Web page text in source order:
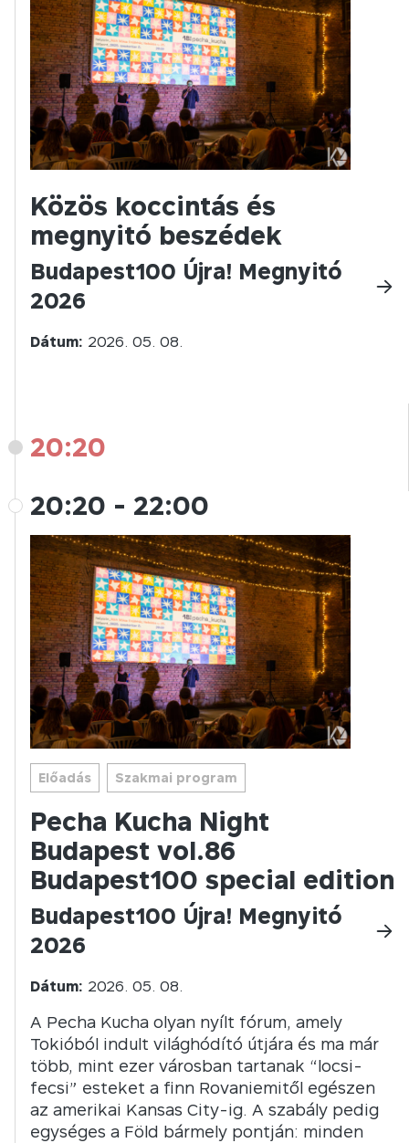
Közös koccintás és
megnyitó beszédek
Budapest100 Újra! Megnyitó
2026
Dátum: 2026. 05. 08.
20:20
20:20 - 22:00
Előadás Szakmai program
Pecha Kucha Night
Budapest vol.86
Budapest100 special edition
Budapest100 Újra! Megnyitó
2026
Dátum: 2026. 05. 08.
A Pecha Kucha olyan nyílt fórum, amely
Tokióból indult világhódító útjára és ma már
több, mint ezer városban tartanak “locsi-
fecsi” esteket a finn Rovaniemitől egészen
az amerikai Kansas City-ig. A szabály pedig
egységes a Föld bármely pontján: minden